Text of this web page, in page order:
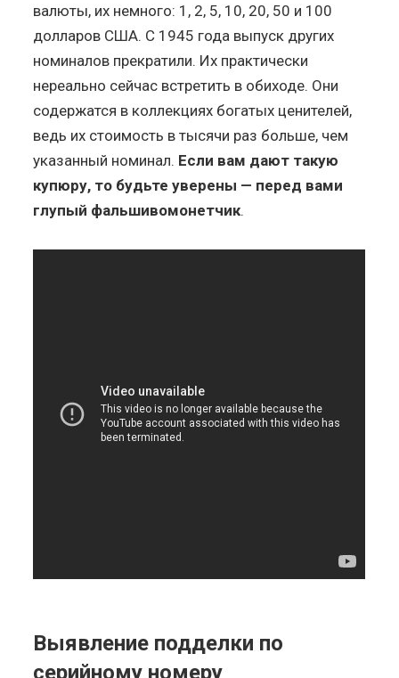
валюты, их немного: 1, 2, 5, 10, 20, 50 и 100
долларов США. С 1945 года выпуск других
номиналов прекратили. Их практически
нереально сейчас встретить в обиходе. Они
содержатся в коллекциях богатых ценителей,
ведь их стоимость в тысячи раз больше, чем
указанный номинал. Если вам дают такую
купюру, то будьте уверены — перед вами
глупый фальшивомонетчик.
Выявление подделки по
серийному номеру